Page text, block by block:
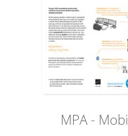
MPA -